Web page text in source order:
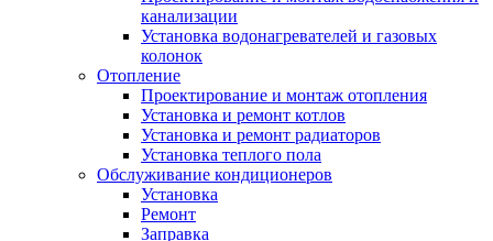
канализации
Установка водонагревателей и газовых
колонок
Отопление
Проектирование и монтаж отопления
Установка и ремонт котлов
Установка и ремонт радиаторов
Установка теплого пола
Обслуживание кондиционеров
Установка
Ремонт
Заправка